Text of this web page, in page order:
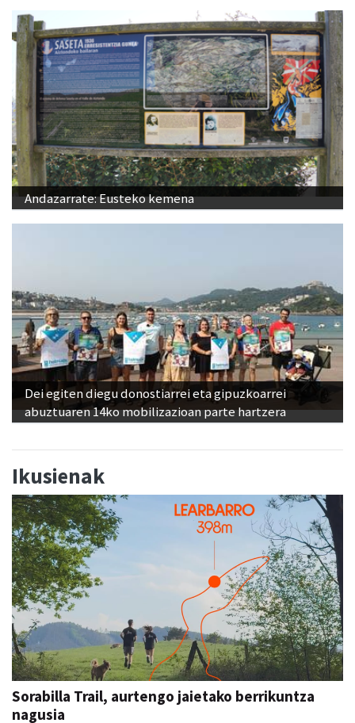
Andazarrate: Eusteko kemena
Dei egiten diegu donostiarrei eta gipuzkoarrei
abuztuaren 14ko mobilizazioan parte hartzera
Ikusienak
Sorabilla Trail, aurtengo jaietako berrikuntza
nagusia